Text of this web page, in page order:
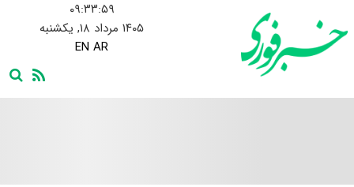
۰۹:۳۴:۰۰
۱۴۰۵ مرداد ۱۸, یکشنبه
EN AR